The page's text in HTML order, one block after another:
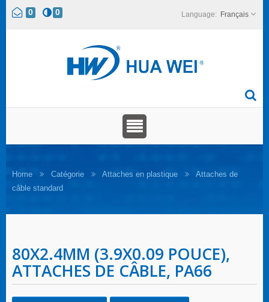
0 0 Français
Home Catégorie Attaches en plastique
Attaches de
câble standard
80X2.4MM (3.9X0.09 POUCE),
ATTACHES DE CÂBLE, PA66